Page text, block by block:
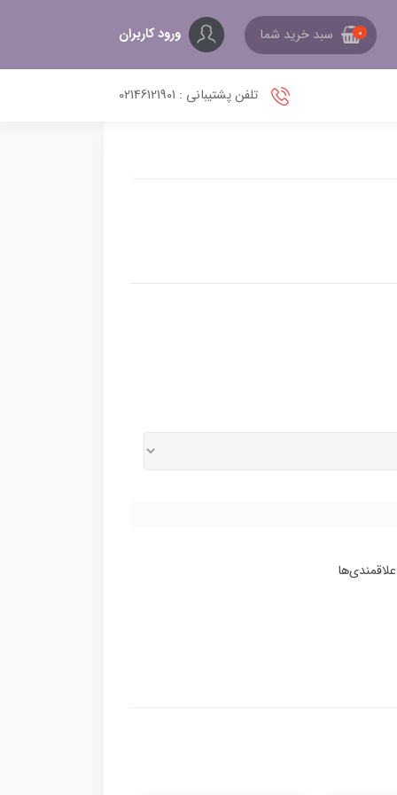
0 سبد خرید شما ورود کاربران
تلفن پشتیبانی : 02146121901